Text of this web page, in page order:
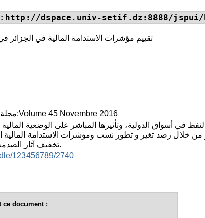
http://dspace.univ-setif.dz:8888/jspui/
تقييم مؤشرات الاستدامة المالية في الجزائر
مجلة العلوم الإنسانية – جامعة محمد خيضر بسكرة;Volume 45 Novembre 2016
في أسواق الدولية، وتأثيرها المباشر على الوضعية
من خلال رصد تغير و تطور نسب ومؤشرات الاستدامة المالية
تخفيف آثار الصدمة النفطية وتعزيز الاستدامة المالية في الجزائر.
123456789/2740
ce document :